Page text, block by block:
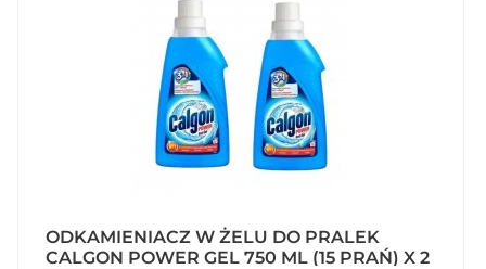
ODKAMIENIACZ W ŻELU DO PRALEK
CALGON POWER GEL 750 ML (15 PRAŃ) X 2